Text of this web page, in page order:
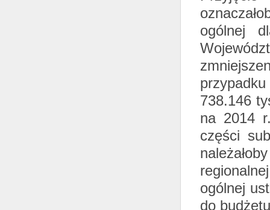
ogólnej
738.146
na 2014
części
ogólnej
do